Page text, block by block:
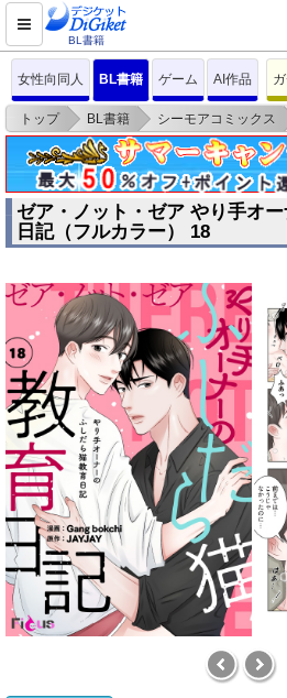
BL書籍
女性向同人 BL書籍 ゲーム AI作品
トップ > BL書籍 > シーモアコミックス
ゼア・ノット・ゼア やり手オーナーのふし
18
ゼア・ノット・ゼア やり手オ
日記（フルカラー） 18